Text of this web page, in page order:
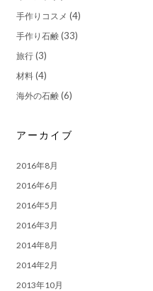
手作りコスメ (4)
手作り石鹸 (33)
旅行 (3)
材料 (4)
海外の石鹸 (6)
アーカイブ
2016年8月
2016年6月
2016年5月
2016年3月
2014年8月
2014年2月
2013年10月